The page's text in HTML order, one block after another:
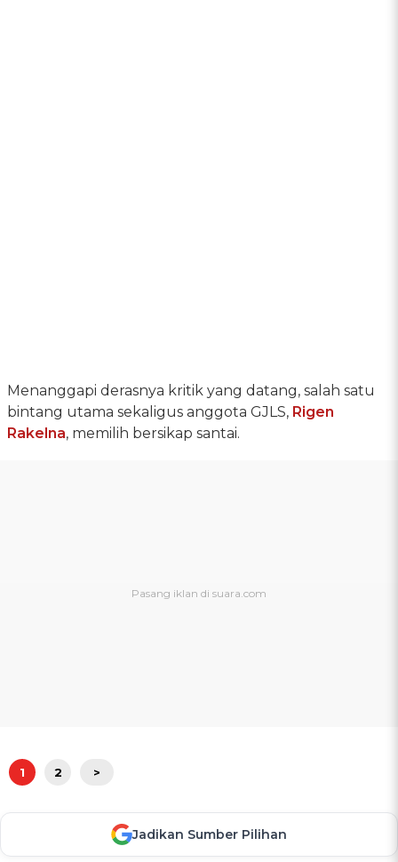
Menanggapi derasnya kritik yang datang, salah satu
bintang utama sekaligus anggota GJLS, Rigen
Rakelna, memilih bersikap santai.
1 2 >
Jadikan Sumber Pilihan